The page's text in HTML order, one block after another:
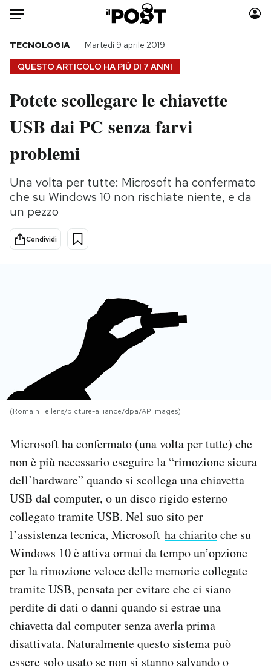
Auto
HOME
Italia
Politica
Tecnologia
Scienza
Sport
Moda
Consumismi
Media
NEWSLETTER
I MIEI PREFERITI
SHOP
AREA PERSONALE
Area Personale
Newsletter
Notifiche mobile
Regala il Post
Hai bisogno di aiuto?
QUESTO ARTICOLO HA PIÙ DI 7 ANNI
TECNOLOGIA Martedì 9 aprile 2019
Potete scollegare le chiavette
USB dai PC senza farvi
problemi
Una volta per tutte: Microsoft ha confermato
che su Windows 10 non rischiate niente, e da
un pezzo
Condividi
(Romain Fellens/picture-alliance/dpa/AP Images)
Microsoft ha confermato (una volta per tutte) che
non è più necessario eseguire la “rimozione sicura
dell’hardware” quando si scollega una chiavetta
USB dal computer, o un disco rigido esterno
collegato tramite USB. Nel suo sito per
l’assistenza tecnica, Microsoft ha chiaritoche su
Windows 10 è attiva ormai da tempo un’opzione
per la rimozione veloce delle memorie collegate
tramite USB, pensata per evitare che ci siano
perdite di dati o danni quando si estrae una
chiavetta dal computer senza averla prima
disattivata. Naturalmente questo sistema può
essere solo usato se non si stanno salvando o